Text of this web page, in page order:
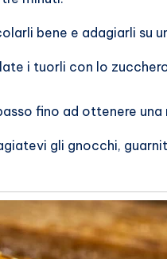
bene e adagiarli su
i tuorli con lo
fino ad ottenere una
gli gnocchi,